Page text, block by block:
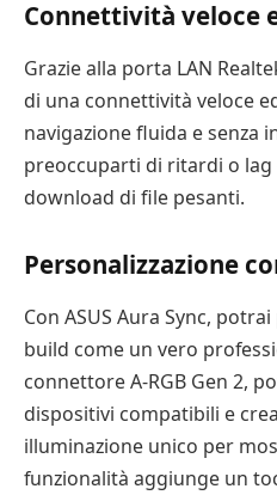
Connettività veloce
Grazie alla porta LAN
di una connettività veloce
navigazione fluida e senza
preoccuparti di ritardi o
download di file pesanti.
Personalizzazione
Con ASUS Aura Sync,
build come un vero
connettore A-RGB Gen 2,
dispositivi compatibili e
illuminazione unico per
funzionalità aggiunge un